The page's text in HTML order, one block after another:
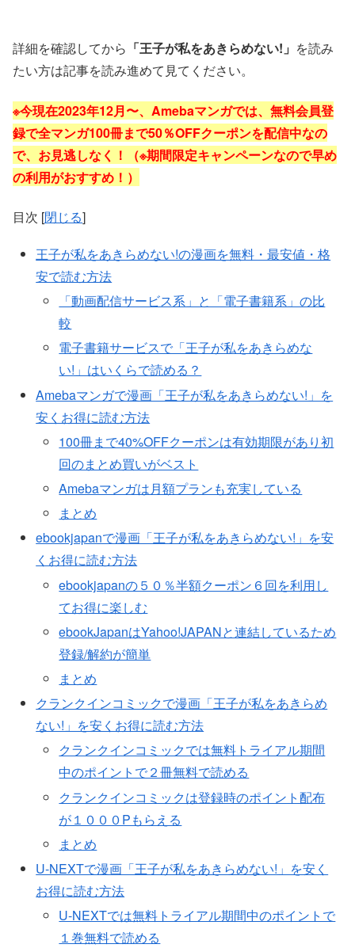
詳細を確認してから 「王子が私をあきらめない!」 を読み
たい方は記事を読み進めて見てください。
※今現在2023年12月〜、Amebaマンガでは、無料会員登
録で全マンガ100冊まで50％OFFクーポンを配信中なの
で、お見逃しなく！（※期間限定キャンペーンなので早め
の利用がおすすめ！）
目次 [閉じる]
王子が私をあきらめない!の漫画を無料・最安値・格
安で読む方法
「動画配信サービス系」と「電子書籍系」の比
較
電子書籍サービスで「王子が私をあきらめな
い!」はいくらで読める？
Amebaマンガで漫画「王子が私をあきらめない!」を
安くお得に読む方法
100冊まで40%OFFクーポンは有効期限があり初
回のまとめ買いがベスト
Amebaマンガは月額プランも充実している
まとめ
ebookjapanで漫画「王子が私をあきらめない!」を安
くお得に読む方法
ebookjapanの５０％半額クーポン６回を利用し
てお得に楽しむ
ebookJapanはYahoo!JAPANと連結しているため
登録/解約が簡単
まとめ
クランクインコミックで漫画「王子が私をあきらめ
ない!」を安くお得に読む方法
クランクインコミックでは無料トライアル期間
中のポイントで２冊無料で読める
クランクインコミックは登録時のポイント配布
が１０００Pもらえる
まとめ
U-NEXTで漫画「王子が私をあきらめない!」を安く
お得に読む方法
U-NEXTでは無料トライアル期間中のポイントで
１巻無料で読める